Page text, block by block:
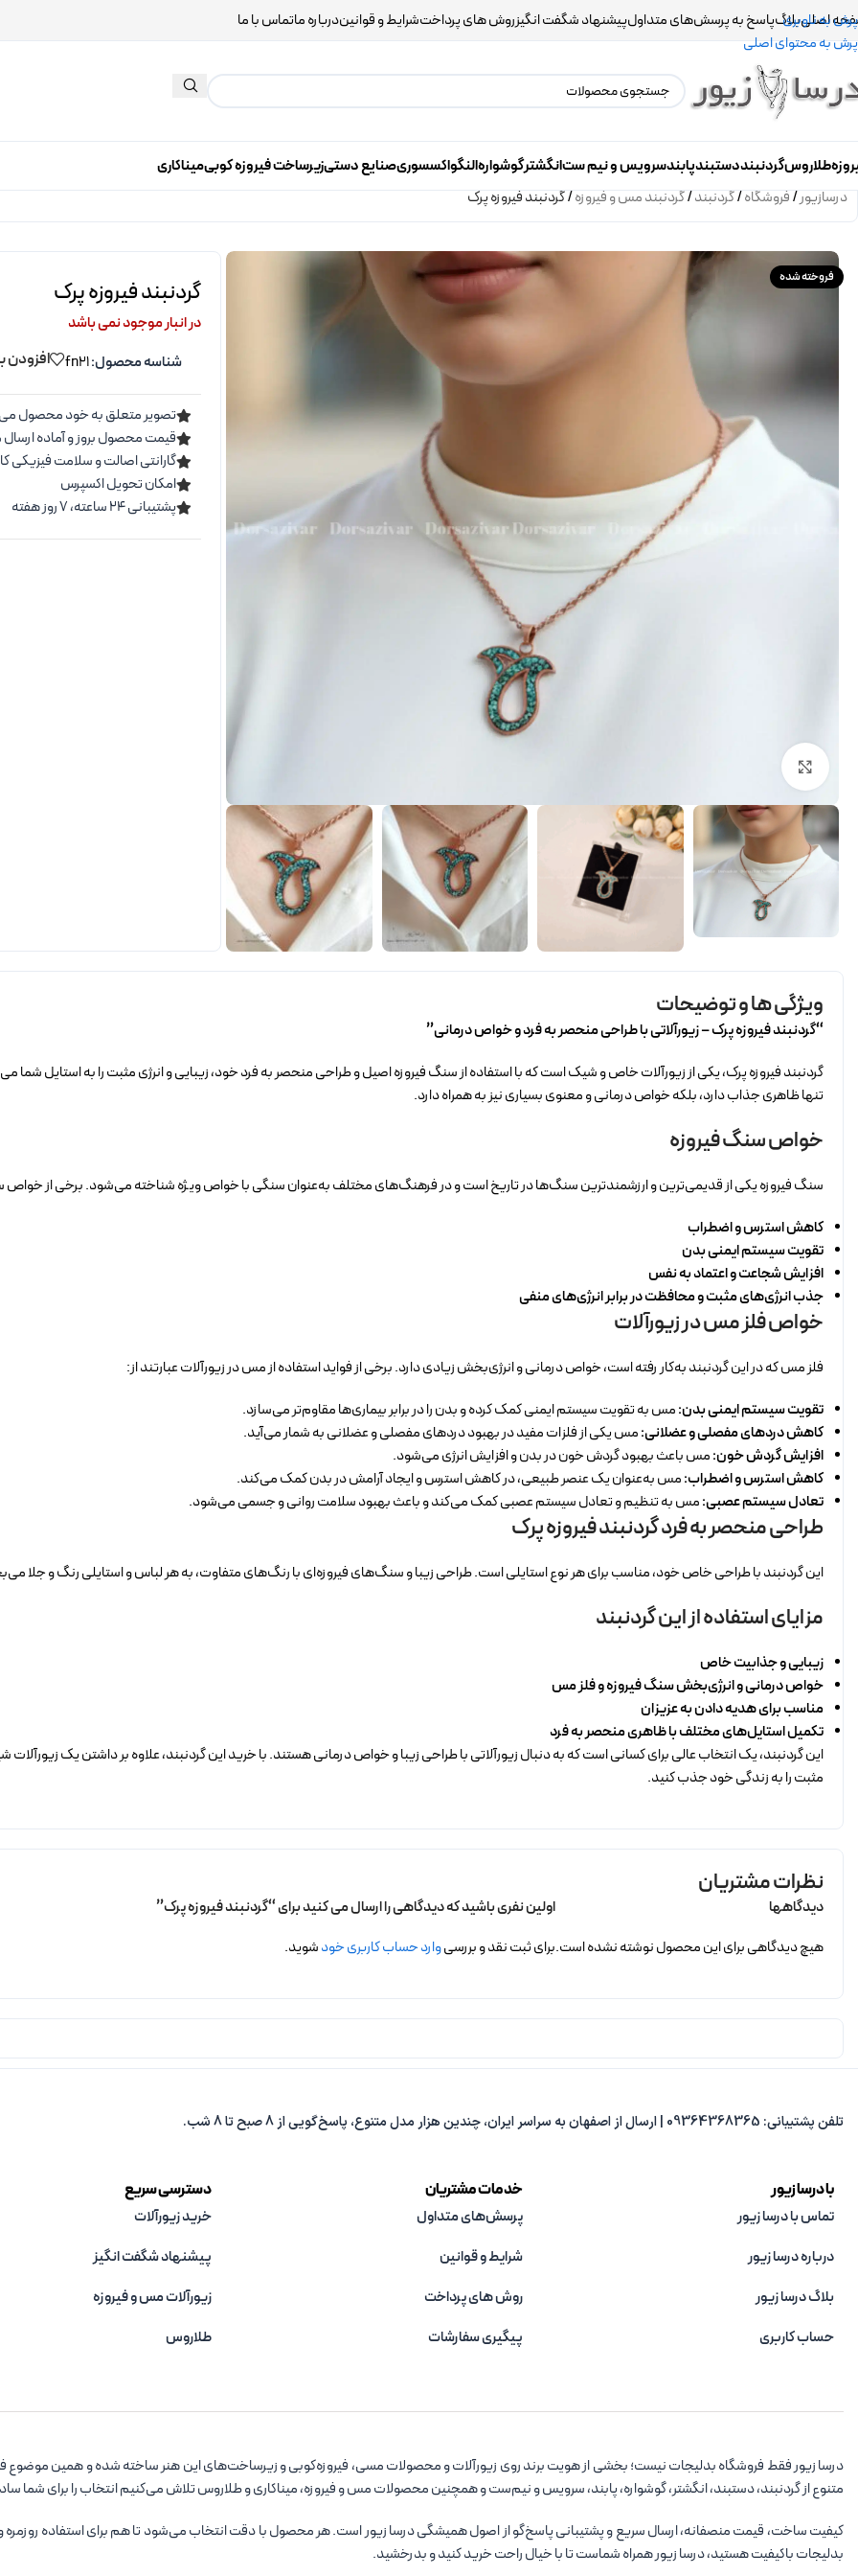
پرش به ناوبری
پرش به محتوای اصلی
اصلیبلاگپاسخ به پرسش‌های متداولپیشنهاد شگفت انگیزروش های پرداختشرایط و قوانیندرباره ماتماس با ما
طلاروسگردنبنددستبندپابندسرویس و نیم ستانگشترگوشوارهالنگواکسسوریصنایع دستیزیرساخت فیروزه کوبیمیناکاری
درسازیور/فروشگاه/گردنبند/گردنبند مس و فیروزه/گردنبند فیروزه پرک
فروخته شده گردنبند فیروزه پرک
در انبار موجود نمی باشد
شناسه محصول:fn21 افزودن
تصویر متعلق به خود محصول
قیمت محصول بروز و آماده
گارانتی اصالت و سلامت فیزیکی
امکان تحویل اکسپرس
پشتیبانی ۲۴ ساعته، ۷ روز هفته
ویژگی ها و توضیحات
“گردنبند فیروزه پرک – زیورآلاتی با طراحی منحصر به فرد و خواص درمانی”
گردنبند فیروزه پرک، یکی از زیورآلات خاص و شیک است که با استفاده از سنگ فیروزه اصیل و طراحی منحصر به فرد خود، زیبایی و انرژی مثبت را به استایل
تنها ظاهری جذاب دارد، بلکه خواص درمانی و معنوی بسیاری نیز به همراه دارد.
خواص سنگ فیروزه
سنگ فیروزه یکی از قدیمی‌ترین و ارزشمندترین سنگ‌ها در تاریخ است و در فرهنگ‌های مختلف به‌عنوان سنگی با خواص ویژه شناخته می‌شود. برخی از
کاهش استرس و اضطراب
تقویت سیستم ایمنی بدن
افزایش شجاعت و اعتماد به نفس
جذب انرژی‌های مثبت و محافظت در برابر انرژی‌های منفی
خواص فلز مس در زیورآلات
فلز مس که در این گردنبند به‌کار رفته است، خواص درمانی و انرژی‌بخش زیادی دارد. برخی از فواید استفاده از مس در زیورآلات عبارتند از:
تقویت سیستم ایمنی بدن:مس به تقویت سیستم ایمنی کمک کرده و بدن را در برابر بیماری‌ها مقاوم‌تر می‌سازد.
کاهش دردهای مفصلی و عضلانی:مس یکی از فلزات مفید در بهبود دردهای مفصلی و عضلانی به شمار می‌آید.
افزایش گردش خون:مس باعث بهبود گردش خون در بدن و افزایش انرژی می‌شود.
کاهش استرس و اضطراب:مس به‌عنوان یک عنصر طبیعی، در کاهش استرس و ایجاد آرامش در بدن کمک می‌کند.
تعادل سیستم عصبی:مس به تنظیم و تعادل سیستم عصبی کمک می‌کند و باعث بهبود سلامت روانی و جسمی می‌شود.
طراحی منحصر به فرد گردنبند فیروزه پرک
این گردنبند با طراحی خاص خود، مناسب برای هر نوع استایلی است. طراحی زیبا و سنگ‌های فیروزه‌ای با رنگ‌های متفاوت، به هر لباس و استایلی رنگ و جلا
مزایای استفاده از این گردنبند
زیبایی و جذابیت خاص
خواص درمانی و انرژی‌بخش سنگ فیروزه و فلز مس
مناسب برای هدیه دادن به عزیزان
تکمیل استایل‌های مختلف با ظاهری منحصر به فرد
این گردنبند، یک انتخاب عالی برای کسانی است که به دنبال زیورآلاتی با طراحی زیبا و خواص درمانی هستند. با خرید این گردنبند، علاوه بر داشتن یک
مثبت را به زندگی خود جذب کنید.
نظرات مشتریان
دیدگاهها
هیچ دیدگاهی برای این محصول نوشته نشده است.
اولین نفری باشید که دیدگاهی را ارسال می کنید برای “گردنبند فیروزه پرک”
برای ثبت نقد و بررسیوارد حساب کاربری خودشوید.
تلفن پشتیبانی: 09364368365 | ارسال از اصفهان به سراسر ایران، چندین هزار مدل متنوع، پاسخ‌گویی از 8 صبح تا 8 شب.
با درسا زیور
تماس با درسا زیور
درباره درسا زیور
بلاگ درسا زیور
حساب کاربری
خدمات مشتریان
پرسش‌های متداول
شرایط و قوانین
روش های پرداخت
پیگیری سفارشات
دسترسی سریع
خرید زیورآلات
پیشنهاد شگفت انگیز
زیورآلات مس و فیروزه‌
طلاروس
درسا زیور فقط فروشگاه بدلیجات نیست؛ بخشی از هویت برند روی زیورآلات و محصولات مسی، فیروزه‌کوبی و زیرساخت‌های این هنر ساخته شده و همین موضوع
متنوع از گردنبند، دستبند، انگشتر، گوشواره، پابند، سرویس و نیم‌ست و همچنین محصولات مس و فیروزه، میناکاری و طلاروس تلاش می‌کنیم انتخاب را برای شما
کیفیت ساخت، قیمت منصفانه، ارسال سریع و پشتیبانی پاسخ‌گو از اصول همیشگی درسا زیور است. هر محصول با دقت انتخاب می‌شود تا هم برای استفاده روزمره و
بدلیجات باکیفیت هستید، درسا زیور همراه شماست تا با خیال راحت خرید کنید و بدرخشید.